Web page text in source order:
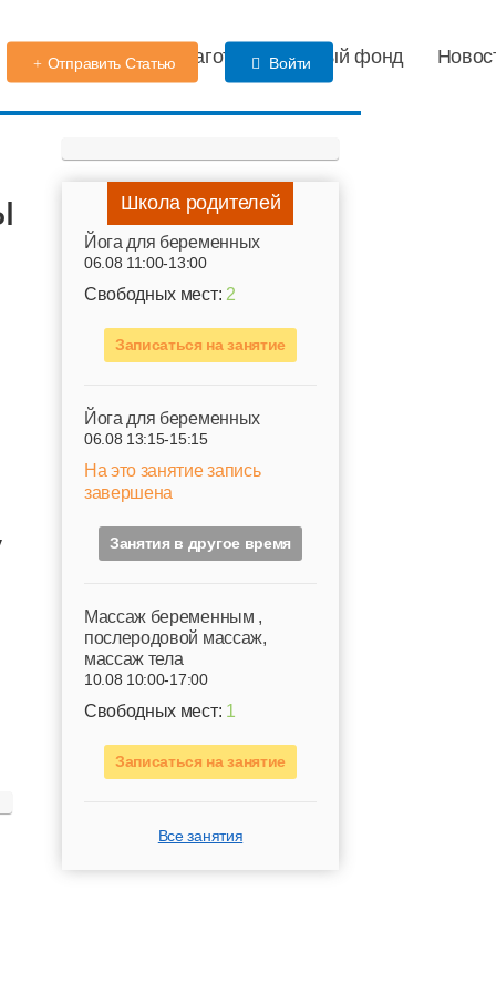
Детский сад Благотворительный фонд
Отправить Статью Войти
Школа родителей
Йога для беременных
06.08 11:00-13:00
Свободных мест: 2
Записаться на занятие
Йога для беременных
06.08 13:15-15:15
На это занятие запись
завершена
Занятия в другое время
Mассаж беременным ,
послеродовой массаж,
массаж тела
10.08 10:00-17:00
Свободных мест: 1
Записаться на занятие
Все занятия